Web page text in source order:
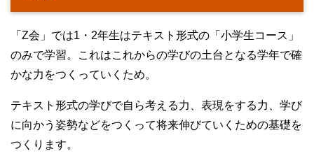
「Z会」では1・2年生はテキスト形式の「小学生コース」
のみで学習。これはこれからの学びの土台となる学年で確
かな力をつくっていくため。
テキスト形式の学びで自ら考える力、表現をする力、学び
に向かう姿勢などをつくって将来伸びていくための基礎を
つくります。